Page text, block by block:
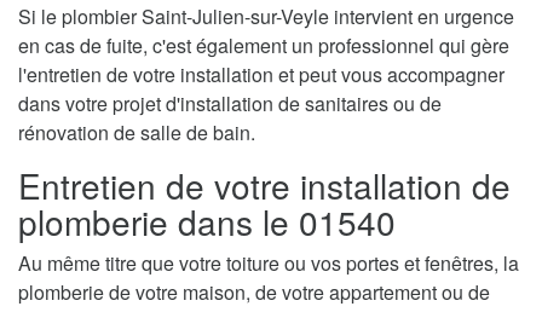
Si le plombier Saint-Julien-sur-Veyle intervient en urgence
en cas de fuite, c'est également un professionnel qui gère
l'entretien de votre installation et peut vous accompagner
dans votre projet d'installation de sanitaires ou de
rénovation de salle de bain.
Entretien de votre installation de
plomberie dans le 01540
Au même titre que votre toiture ou vos portes et fenêtres, la
plomberie de votre maison, de votre appartement ou de